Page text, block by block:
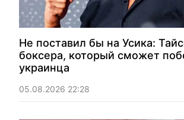
Не поставил бы на Усика:
боксера, который сможет
украинца
05.08.2026 22:28